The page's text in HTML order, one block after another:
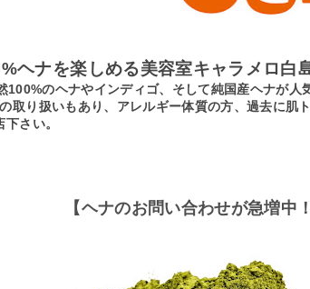
ヘナを楽しめる美容室キャラメロ白
のヘナやインディゴ、そして純国産ヘナが人
取り扱いもあり、アレルギー体質の方、過去に
さい。
【ヘナのお問い合わせが急増中！